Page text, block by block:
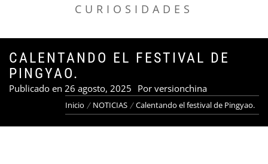
CURIOSIDADES
CALENTANDO EL FESTIVAL DE
PINGYAO.
Publicado en 26 agosto, 2025 Por versionchina
Inicio NOTICIAS Calentando el festival de Pingyao.